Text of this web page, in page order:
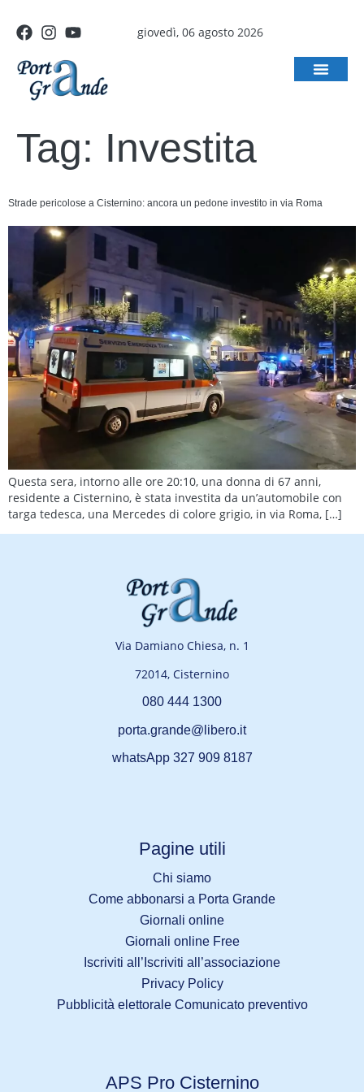
giovedì, 06 agosto 2026
Tag: Investita
Strade pericolose a Cisternino: ancora un pedone investito in via Roma
Questa sera, intorno alle ore 20:10, una donna di 67 anni,
residente a Cisternino, è stata investita da un’automobile con
targa tedesca, una Mercedes di colore grigio, in via Roma, […]
Via Damiano Chiesa, n. 1
72014, Cisternino
080 444 1300
porta.grande@libero.it
whatsApp 327 909 8187
Pagine utili
Chi siamo
Come abbonarsi a Porta Grande
Giornali online
Giornali online Free
Iscriviti all’Iscriviti all’associazione
Privacy Policy
Pubblicità elettorale Comunicato preventivo
APS Pro Cisternino